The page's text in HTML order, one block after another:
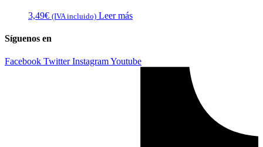
3,49€ (IVA incluido) Leer más
Síguenos en
Facebook Twitter InstagramYoutube